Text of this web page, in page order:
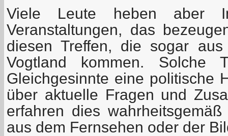
Viele Leute heben aber
Veranstaltungen, das
diesen Treffen, die sogar
Vogtland kommen. Solche
Gleichgesinnte eine politische
über aktuelle Fragen und
erfahren dies
aus dem Fernsehen oder der